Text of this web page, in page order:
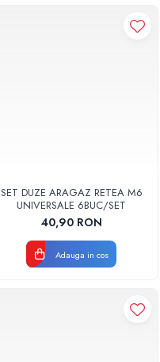
SET DUZE ARAGAZ RETEA M6
UNIVERSALE 6BUC/SET
40,90 RON
Adauga in cos